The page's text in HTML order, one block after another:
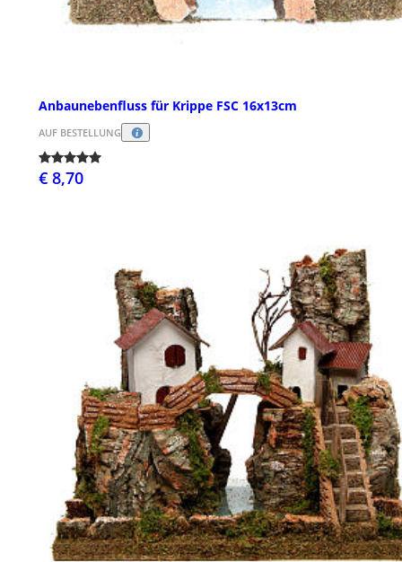
Anbaunebenfluss für Krippe FSC 16x13cm
AUF BESTELLUNG
€ 8,70